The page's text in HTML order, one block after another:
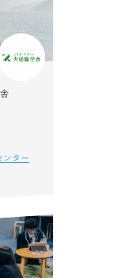
ンター